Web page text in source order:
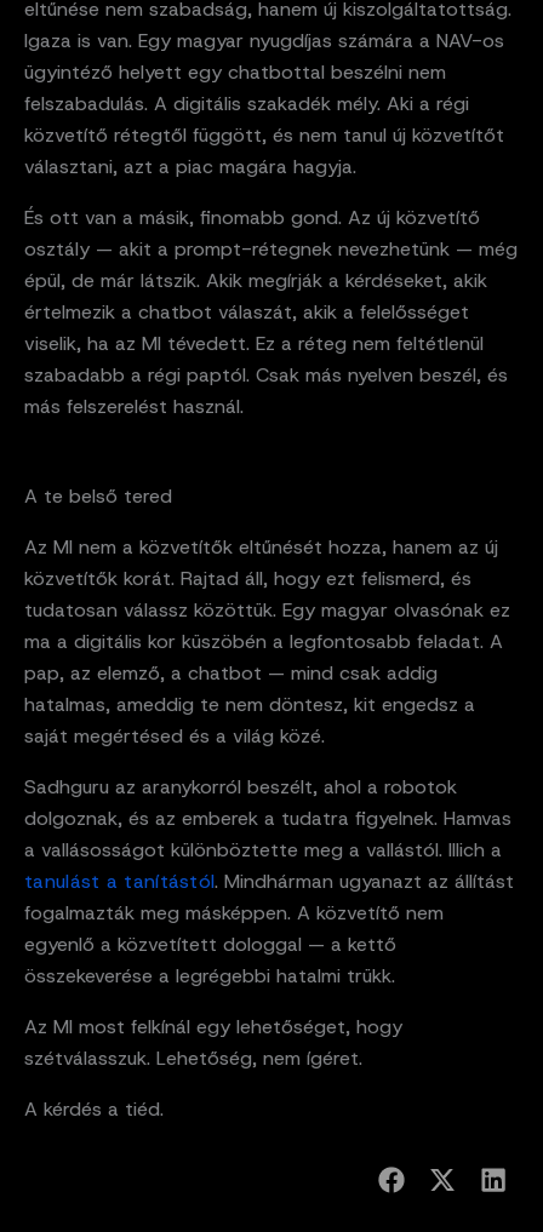
eltűnése nem szabadság, hanem új kiszolgáltatottság.
Igaza is van. Egy magyar nyugdíjas számára a NAV-os
ügyintéző helyett egy chatbottal beszélni nem
felszabadulás. A digitális szakadék mély. Aki a régi
közvetítő rétegtől függött, és nem tanul új közvetítőt
választani, azt a piac magára hagyja.
És ott van a másik, finomabb gond. Az új közvetítő
osztály — akit a prompt-rétegnek nevezhetünk — még
épül, de már látszik. Akik megírják a kérdéseket, akik
értelmezik a chatbot válaszát, akik a felelősséget
viselik, ha az MI tévedett. Ez a réteg nem feltétlenül
szabadabb a régi paptól. Csak más nyelven beszél, és
más felszerelést használ.
A te belső tered
Az MI nem a közvetítők eltűnését hozza, hanem az új
közvetítők korát. Rajtad áll, hogy ezt felismerd, és
tudatosan válassz közöttük. Egy magyar olvasónak ez
ma a digitális kor küszöbén a legfontosabb feladat. A
pap, az elemző, a chatbot — mind csak addig
hatalmas, ameddig te nem döntesz, kit engedsz a
saját megértésed és a világ közé.
Sadhguru az aranykorról beszélt, ahol a robotok
dolgoznak, és az emberek a tudatra figyelnek. Hamvas
a vallásosságot különböztette meg a vallástól. Illich a
tanulást a tanítástól. Mindhárman ugyanazt az állítást
fogalmazták meg másképpen. A közvetítő nem
egyenlő a közvetített dologgal — a kettő
összekeverése a legrégebbi hatalmi trükk.
Az MI most felkínál egy lehetőséget, hogy
szétválasszuk. Lehetőség, nem ígéret.
A kérdés a tiéd.